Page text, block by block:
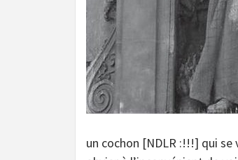
un cochon [NDLR :!!!] qui